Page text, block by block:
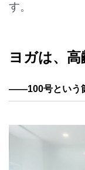
す。
ヨガは、
——100号という